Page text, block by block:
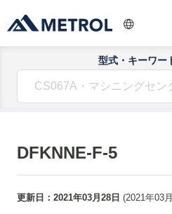
型式・キーワー
DFKNNE-F-5
更新日： 2021年03月28日 (2021年03